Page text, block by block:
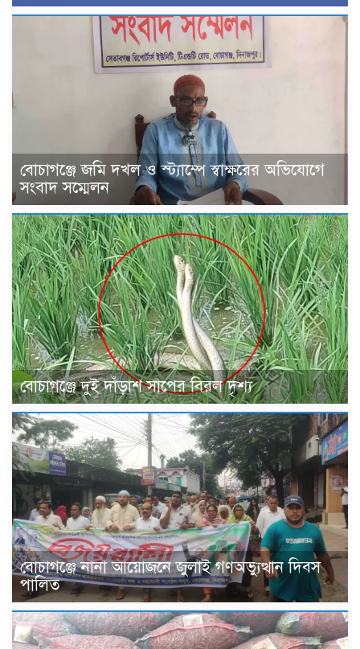
বোচাগঞ্জে জমি দখল ও স্ট্যাম্পে স্বাক্ষরের অভিযোগে
সংবাদ সম্মেলন
বোচাগঞ্জে দুই দাঁড়াশ সাপের বিরল দৃশ্য
বোচাগঞ্জে নানা আয়োজনে জুলাই গণঅভ্যুত্থান দিবস
পালিত